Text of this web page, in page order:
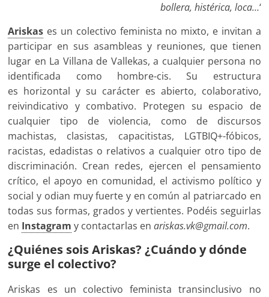
bollera, histérica, loca…‘
Ariskas es un colectivo feminista no mixto, e invitan a
participar en sus asambleas y reuniones, que tienen
lugar en La Villana de Vallekas, a cualquier persona no
identificada como hombre-cis. Su estructura
es horizontal y su carácter es abierto, colaborativo,
reivindicativo y combativo. Protegen su espacio de
cualquier tipo de violencia, como de discursos
machistas, clasistas, capacitistas, LGTBIQ+-fóbicos,
racistas, edadistas o relativos a cualquier otro tipo de
discriminación. Crean redes, ejercen el pensamiento
crítico, el apoyo en comunidad, el activismo político y
social y odian muy fuerte y en común al patriarcado en
todas sus formas, grados y vertientes. Podéis seguirlas
en Instagram y contactarlas en ariskas.vk@gmail.com.
¿Quiénes sois Ariskas? ¿Cuándo y dónde
surge el colectivo?
Ariskas es un colectivo feminista transinclusivo no